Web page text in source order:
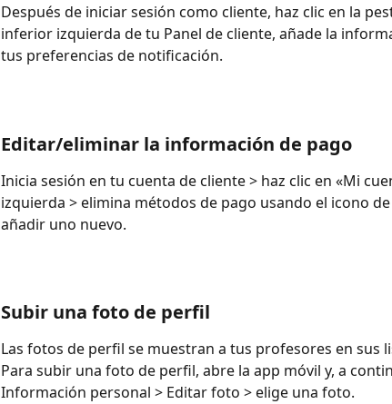
Después de iniciar sesión como cliente, haz clic en la
inferior izquierda de tu Panel de cliente, añade la
tus preferencias de notificación.
Editar/eliminar la información de pago
Inicia sesión en tu cuenta de cliente > haz clic en «Mi
izquierda > elimina métodos de pago usando el icono
añadir uno nuevo.
Subir una foto de perfil
Las fotos de perfil se muestran a tus profesores en sus
Para subir una foto de perfil, abre la app móvil y, a
Información personal > Editar foto > elige una foto.